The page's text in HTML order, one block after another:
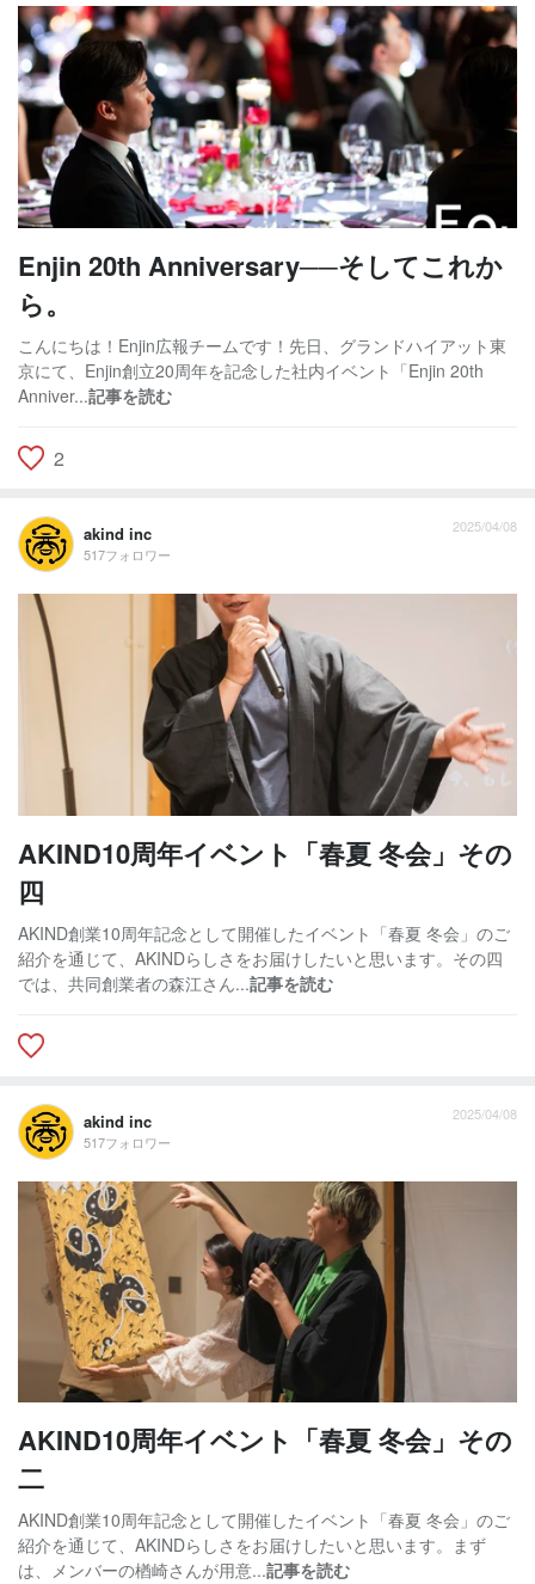
Enjin 20th Anniversary──そしてこれか
ら。
こんにちは！Enjin広報チームです！先日、グランドハイアット東
京にて、Enjin創立20周年を記念した社内イベント「Enjin 20th
Anniver...記事を読む
2
akind inc
517フォロワー
2025/04/08
AKIND10周年イベント「春夏 冬会」その
四
AKIND創業10周年記念として開催したイベント「春夏 冬会」のご
紹介を通じて、AKINDらしさをお届けしたいと思います。その四
では、共同創業者の森江さん...記事を読む
akind inc
517フォロワー
2025/04/08
AKIND10周年イベント「春夏 冬会」その
二
AKIND創業10周年記念として開催したイベント「春夏 冬会」のご
紹介を通じて、AKINDらしさをお届けしたいと思います。まず
は、メンバーの楢崎さんが用意...記事を読む